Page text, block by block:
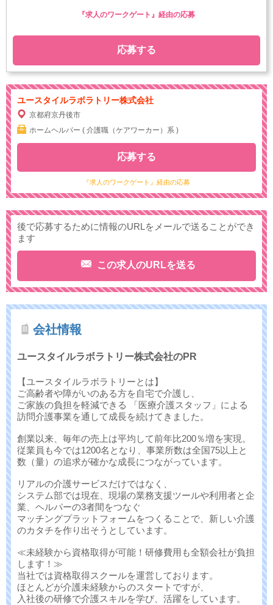
応募する
『求人のワークゲート』経由の応募
ユースタイルラボラトリー株式会社
京都府京丹後市
ホームヘルパー ( 介護職（ケアワーカー）系 )
『求人のワークゲート』経由の応募
応募する
後で応募するために情報のURLをメールで送ることができ
ます
この求人のURLを送る
会社情報
ユースタイルラボラトリー株式会社のPR
【ユースタイルラボラトリーとは】
ご高齢者や障がいのある方を自宅で介護し、
ご家族の負担を軽減できる 「医療介護スタッフ」による
訪問介護事業を通して成長を続けてきました。
創業以来、毎年の売上は平均して前年比200％増を実現。
従業員も今では1200名となり、事業所数は全国75以上と
数（量）の追求が確かな成長につながっています。
リアルの介護サービスだけではなく、
システム部では現在、現場の業務支援ツールや利用者と企
業、ヘルパーの3者間をつなぐ
マッチングプラットフォームをつくることで、新しい介護
のカタチを作り出そうとしています。
≪未経験から資格取得が可能！研修費用も全額会社が負担
します！≫
当社では資格取得スクールを運営しております。
ほとんどが介護未経験からのスタートですが、
入社後の研修で介護スキルを学び、活躍をしています。